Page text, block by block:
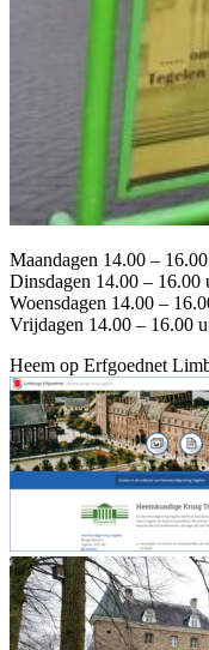
Maandagen 14.00 –
Dinsdagen 14.00 – 16.00
Woensdagen 14.00 –
Vrijdagen 14.00 – 16.00
Heem op Erfgoednet